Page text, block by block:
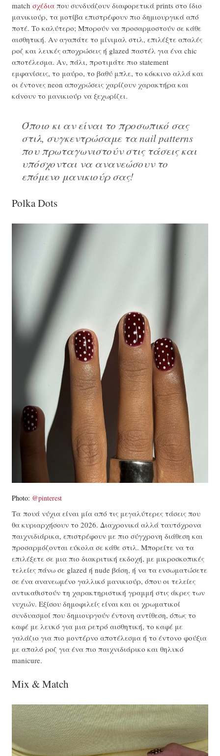
match σχέδια που συνδυάζουν διαφορετικά prints στο ίδιο
μανικιούρ, τα μοτίβα επιστρέφουν πιο δημιουργικά από
ποτέ. Το καλύτερο; Μπορούν να προσαρμοστούν σε κάθε
αισθητική. Αν αγαπάτε το μίνιμαλ στιλ, επιλέξτε απαλές
ροζ και λευκές αποχρώσεις ή glazed παστέλ για ένα chic
αποτέλεσμα. Αν, πάλι, προτιμάτε πιο statement
εμφανίσεις, το μαύρο, το βαθύ μπλε, το κόκκινο αλλά και
οι έντονες neon αποχρώσεις χαρίζουν χαρακτήρα και
κάνουν το μανικιούρ να ξεχωρίζει.
Όποιο κι αν είναι το προσωπικό σας
στιλ, συγκεντρώσαμε τα nail patterns
που πρωταγωνιστούν στις τάσεις και
υπόσχονται να ανανεώσουν το
επόμενο μανικιούρ σας!
Polka Dots
Photo: @pinterest
Τα πουά νύχια είναι μία από τις μεγαλύτερες τάσεις που
θα κυριαρχήσουν το 2026. Διαχρονικά αλλά ταυτόχρονα
παιχνιδιάρικα, επιστρέφουν με πιο σύγχρονη διάθεση και
προσαρμόζονται εύκολα σε κάθε στιλ. Μπορείτε να τα
επιλέξετε σε μια πιο διακριτική εκδοχή, με μικροσκοπικές
τελείες πάνω σε glazed ή nude βάση, ή να τα ενσωματώσετε
σε ένα ανανεωμένο γαλλικό μανικιούρ, όπου οι τελείες
αντικαθιστούν τη χαρακτηριστική γραμμή στις άκρες των
νυχιών. Εξίσου δημοφιλείς είναι και οι χρωματικοί
συνδυασμοί που δημιουργούν έντονη αντίθεση, όπως το
καφέ με λευκό για μια ρετρό αισθητική, το καφέ με
γαλάζιο για πιο μοντέρνο αποτέλεσμα ή το έντονο φούξια
με απαλό ροζ για ένα πιο παιχνιδιάρικο και θηλυκό
manicure.
Mix & Match